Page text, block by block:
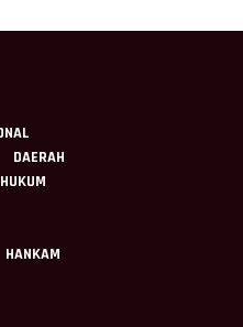
DAERAH
HUKUM
HANKAM